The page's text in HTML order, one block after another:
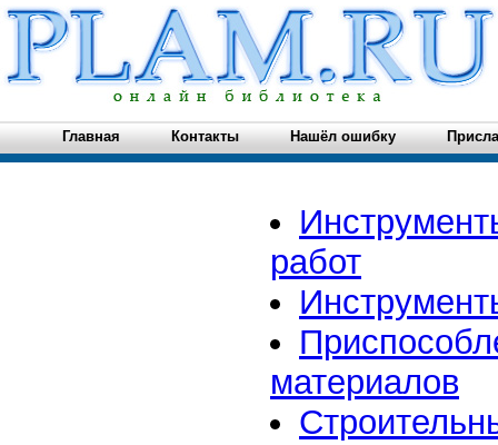
Главная Контакты Нашёл ошибку
работ
материалов